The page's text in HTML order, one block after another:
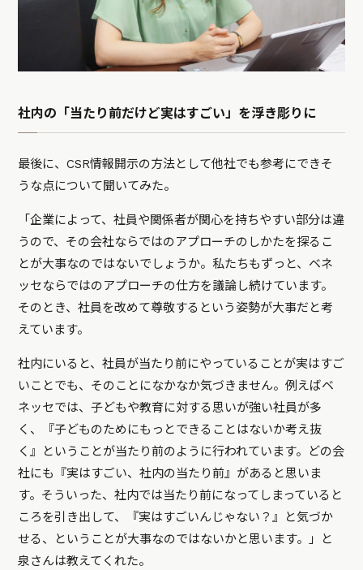
社内の「当たり前だけど実はすごい」を浮き彫りに
最後に、CSR情報開示の方法として他社でも参考にできそ
うな点について聞いてみた。
「企業によって、社員や関係者が関心を持ちやすい部分は違
うので、その会社ならではのアプローチのしかたを探るこ
とが大事なのではないでしょうか。私たちもずっと、ベネ
ッセならではのアプローチの仕方を議論し続けています。
そのとき、社員を改めて尊敬するという姿勢が大事だと考
えています。
社内にいると、社員が当たり前にやっていることが実はすご
いことでも、そのことになかなか気づきません。例えばベ
ネッセでは、子どもや教育に対する思いが強い社員が多
く、『子どものためにもっとできることはないか考え抜
く』ということが当たり前のように行われています。どの会
社にも『実はすごい、社内の当たり前』があると思いま
す。そういった、社内では当たり前になってしまっていると
ころを引き出して、『実はすごいんじゃない？』と気づか
せる、ということが大事なのではないかと思います。」と
泉さんは教えてくれた。